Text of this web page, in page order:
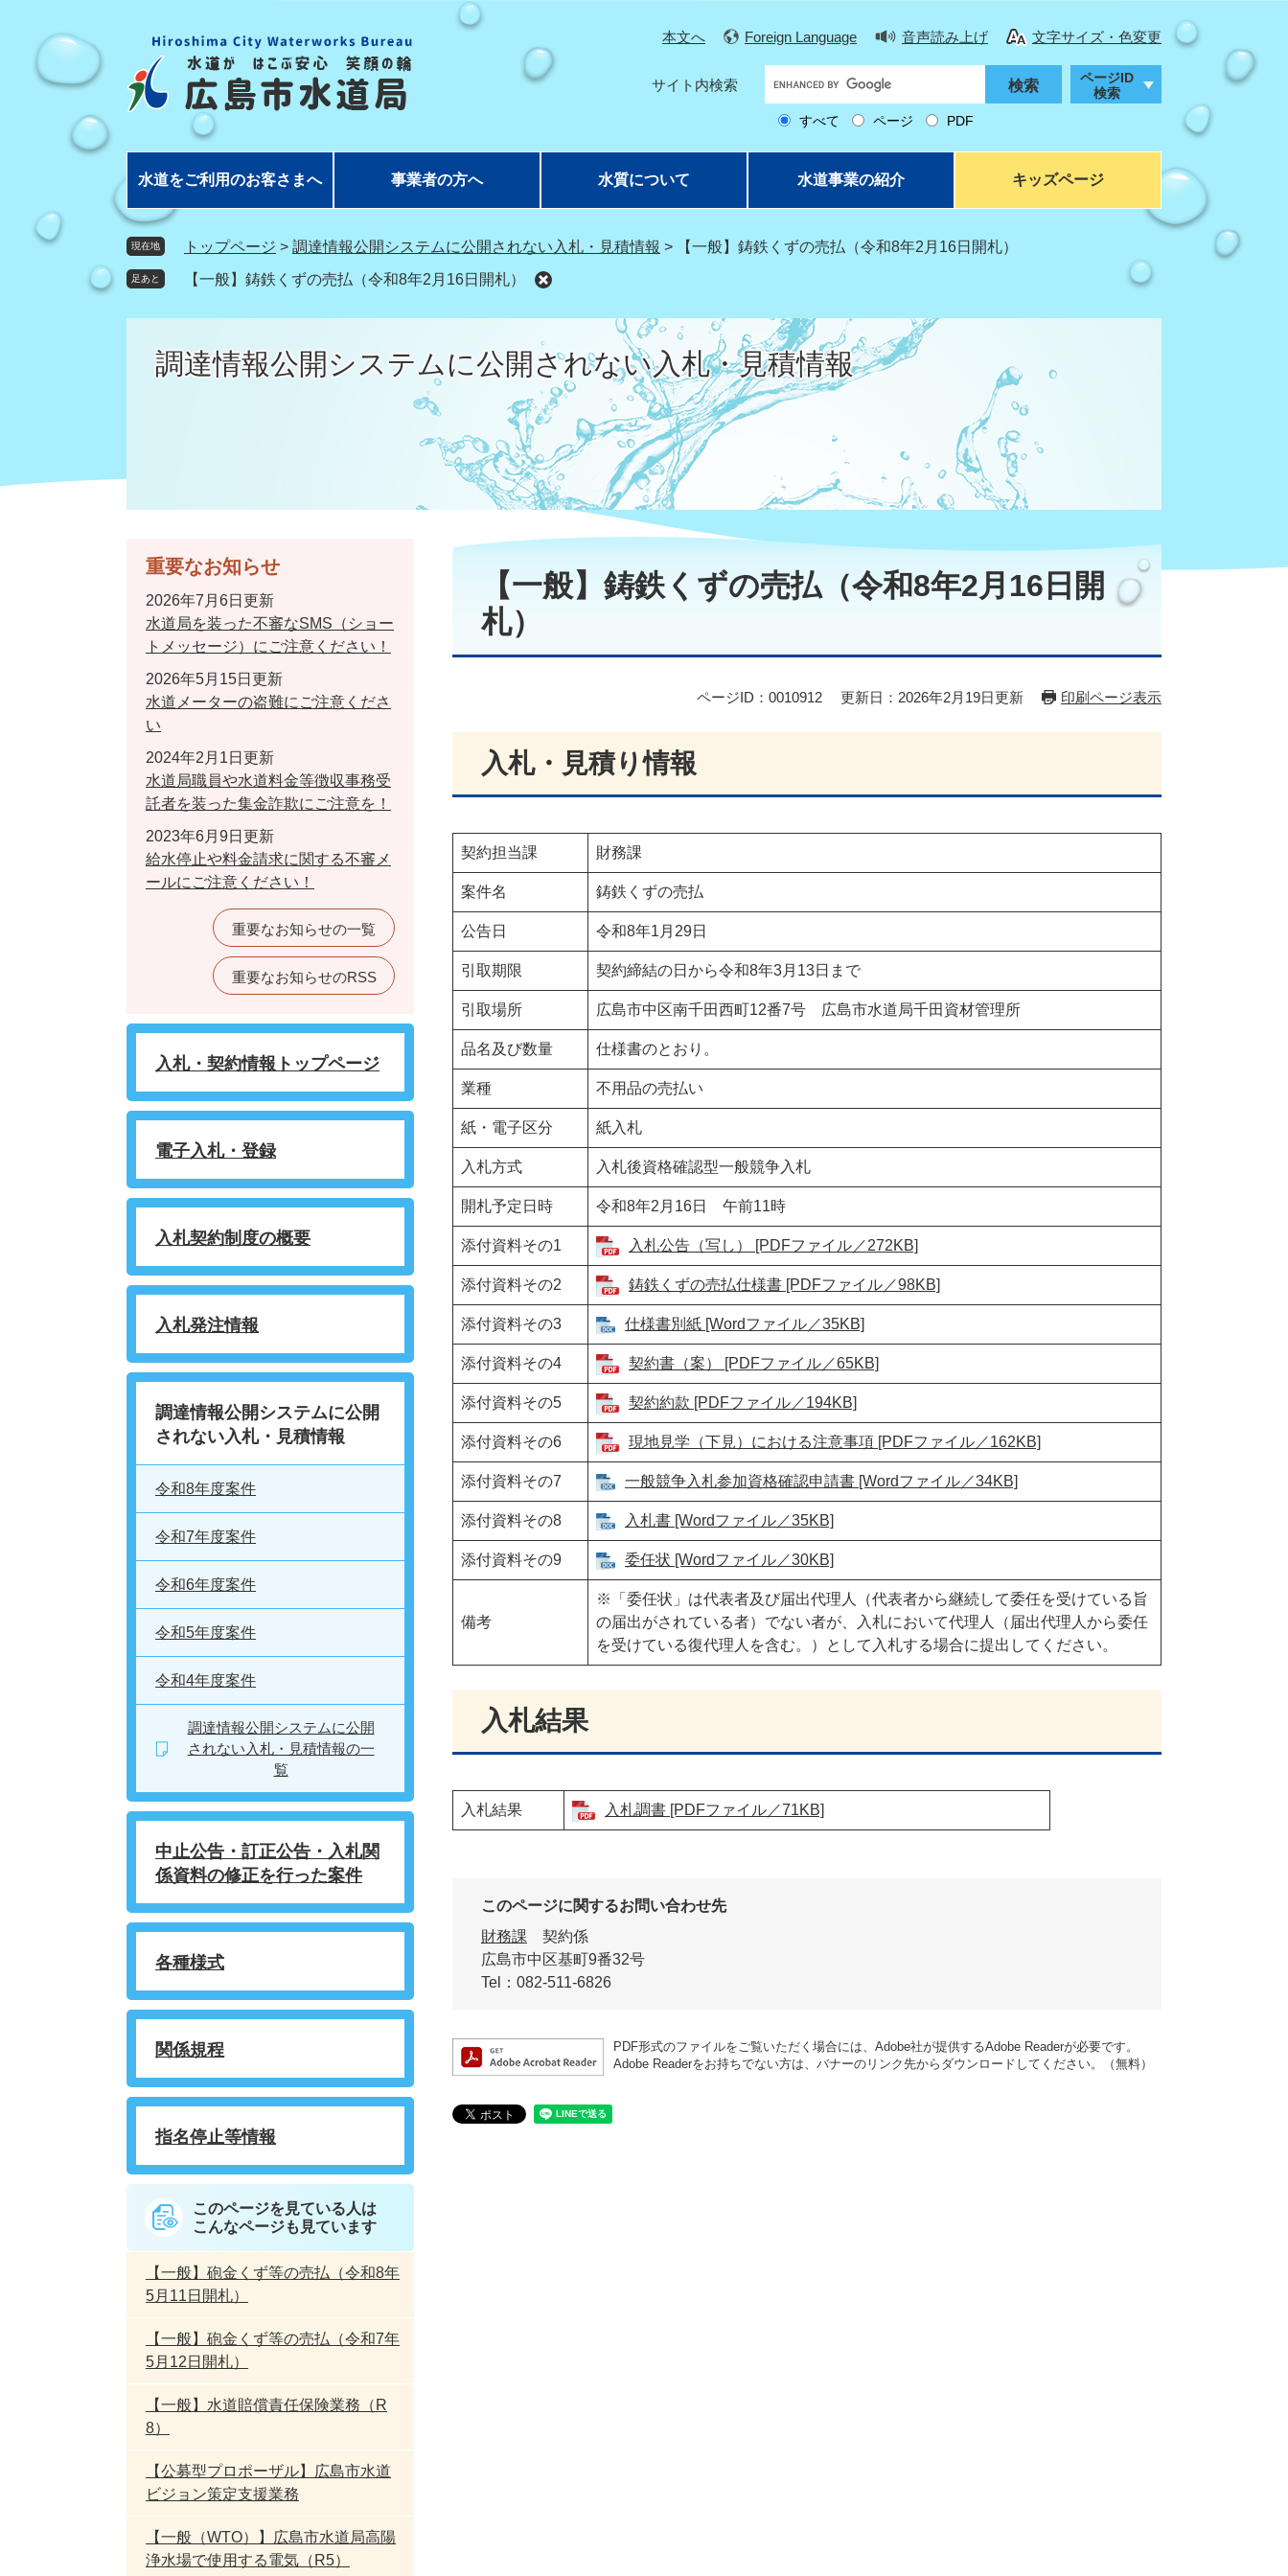
本文へ Foreign Language 音声読み上げ 文字サイズ・色変更
サイト内検索
カ
ス
タ
索
すべて ページ PDF
ページID
検索
水道をご利用のお客さまへ 事業者の方へ 水質について 水道事業の紹介 キッズページ
現在地 トップページ > 調達情報公開システムに公開されない入札・見積情報 > 【一般】鋳鉄くずの売払（令和8年2月16日開札）
足あと 【一般】鋳鉄くずの売払（令和8年2月16日開札）
調達情報公開システムに公開されない入札・見積情報
本
【一般】鋳鉄くずの売払（令和8年2月16日開
札）
ページID：0010912 更新日：2026年2月19日更新 印刷ページ表示
入札・見積り情報
契約担当課 財務課
案件名 鋳鉄くずの売払
公告日 令和8年1月29日
引取期限 契約締結の日から令和8年3月13日まで
引取場所 広島市中区南千田西町12番7号 広島市水道局千田資材管理所
品名及び数量 仕様書のとおり。
業種 不用品の売払い
紙・電子区分 紙入札
入札方式 入札後資格確認型一般競争入札
開札予定日時 令和8年2月16日 午前11時
添付資料その1 入札公告（写し） [PDFファイル／272KB]
添付資料その2 鋳鉄くずの売払仕様書 [PDFファイル／98KB]
添付資料その3 仕様書別紙 [Wordファイル／35KB]
添付資料その4 契約書（案） [PDFファイル／65KB]
添付資料その5 契約約款 [PDFファイル／194KB]
添付資料その6 現地見学（下見）における注意事項 [PDFファイル／162KB]
添付資料その7 一般競争入札参加資格確認申請書 [Wordファイル／34KB]
添付資料その8 入札書 [Wordファイル／35KB]
添付資料その9 委任状 [Wordファイル／30KB]
備考
※「委任状」は代表者及び届出代理人（代表者から継続して委任を受けている旨
の届出がされている者）でない者が、入札において代理人（届出代理人から委任
を受けている復代理人を含む。）として入札する場合に提出してください。
入札結果
入札結果 入札調書 [PDFファイル／71KB]
このページに関するお問い合わせ先
財務課
契約係
広島市中区基町9番32号
Tel：082-511-6826
PDF形式のファイルをご覧いただく場合には、Adobe社が提供するAdobe Readerが必要です。
Adobe Readerをお持ちでない方は、バナーのリンク先からダウンロードしてください。（無料）
重要なお知らせ
2026年7月6日更新
水道局を装った不審なSMS（ショー
トメッセージ）にご注意ください！
2026年5月15日更新
水道メーターの盗難にご注意くださ
い
2024年2月1日更新
水道局職員や水道料金等徴収事務受
託者を装った集金詐欺にご注意を！
2023年6月9日更新
給水停止や料金請求に関する不審メ
ールにご注意ください！
重要なお知らせの一覧
重要なお知らせのRSS
入札・契約情報トップページ
電子入札・登録
入札契約制度の概要
入札発注情報
調達情報公開システムに公開
されない入札・見積情報
令和8年度案件
令和7年度案件
令和6年度案件
令和5年度案件
令和4年度案件
調達情報公開システムに公開
されない入札・見積情報の一
覧
中止公告・訂正公告・入札関
係資料の修正を行った案件
各種様式
関係規程
指名停止等情報
このページを見ている人は
こんなページも見ています
【一般】砲金くず等の売払（令和8年
5月11日開札）
【一般】砲金くず等の売払（令和7年
5月12日開札）
【一般】水道賠償責任保険業務（R
8）
【公募型プロポーザル】広島市水道
ビジョン策定支援業務
【一般（WTO）】広島市水道局高陽
浄水場で使用する電気（R5）